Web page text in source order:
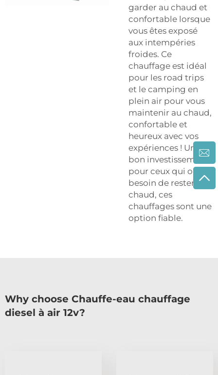
garder au chaud et
confortable lorsque
vous êtes exposé
aux intempéries
froides. Ce
chauffage est idéal
pour les road trips
et le camping en
plein air pour vous
maintenir au chaud,
confortable et
heureux avec vos
expériences ! Un
bon investissement
pour ceux qui ont
besoin de rester au
chaud, ces
chauffages sont une
option fiable.
Why choose Chauffe-eau chauffage
diesel à air 12v?